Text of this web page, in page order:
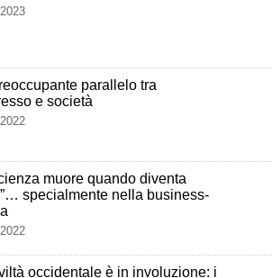
parallelo tra
e società
muore quando diventa
specialmente nella business-
occidentale è in involuzione: i